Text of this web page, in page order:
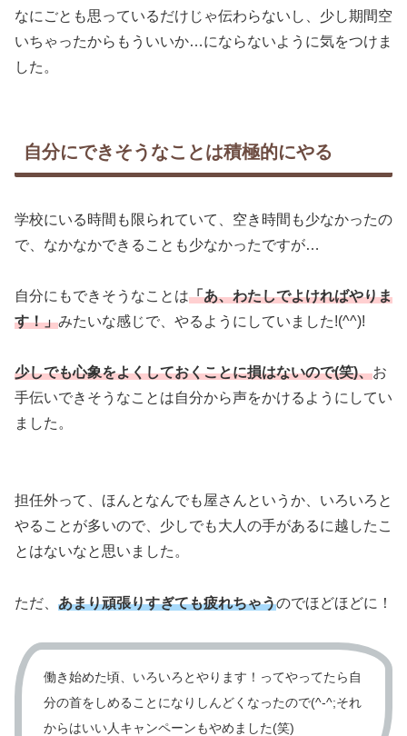
なにごとも思っているだけじゃ伝わらないし、少し期間空
いちゃったからもういいか…にならないように気をつけま
した。
自分にできそうなことは積極的にやる
学校にいる時間も限られていて、空き時間も少なかったの
で、なかなかできることも少なかったですが…
自分にもできそうなことは「あ、わたしでよければやりま
す！」みたいな感じで、やるようにしていました!(^^)!
少しでも心象をよくしておくことに損はないので(笑)、お
手伝いできそうなことは自分から声をかけるようにしてい
ました。
担任外って、ほんとなんでも屋さんというか、いろいろと
やることが多いので、少しでも大人の手があるに越したこ
とはないなと思いました。
ただ、 あまり頑張りすぎても疲れちゃうのでほどほどに！
働き始めた頃、いろいろとやります！ってやってたら自
分の首をしめることになりしんどくなったので(^-^;それ
からはいい人キャンペーンもやめました(笑)